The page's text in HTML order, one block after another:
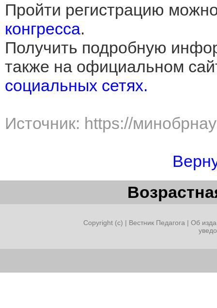
Пройти регистрацию
конгресса.
Получить подробную
также на официальном
социальных сетях.
Источник: https://
Copyright (c) | Вестник Педагога | Об